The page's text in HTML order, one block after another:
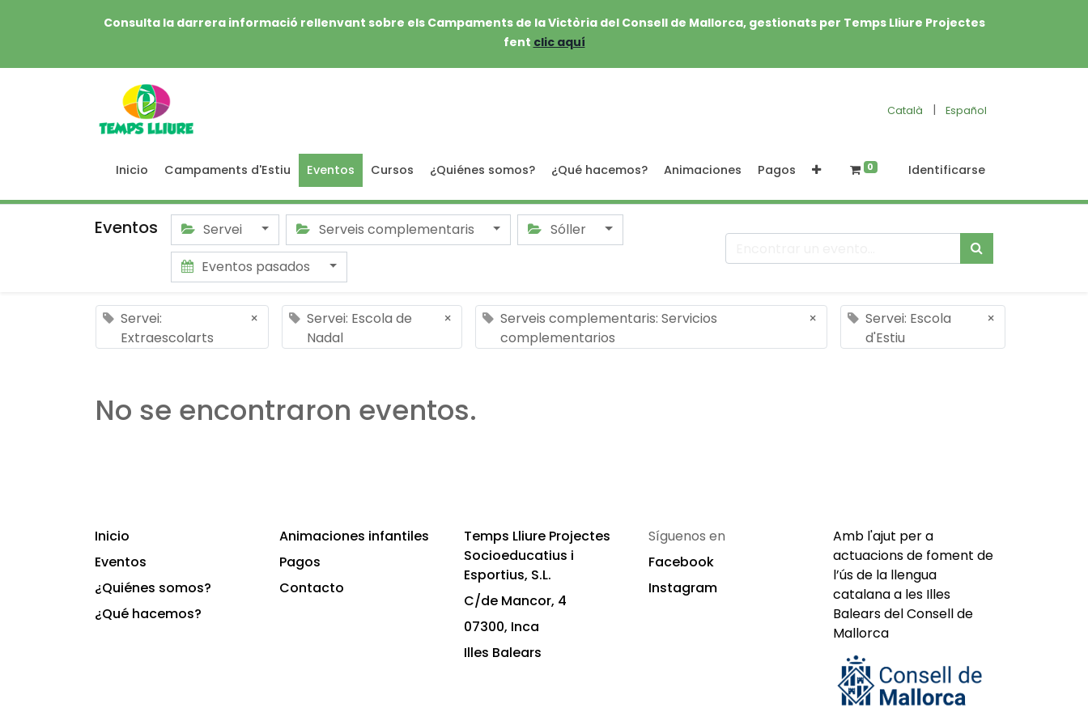
Consulta la darrera informació rellenvant sobre els Campaments de la Victòria del Consell de Mallorca, gestionats per Temps Lliure Projectes
fent clic aquí
Català | Español
Inicio Campaments d'Estiu Eventos Cursos ¿Quiénes somos? ¿Qué hacemos? Animaciones Pagos 0 Identificarse
Eventos Servei Serveis complementaris
Sóller
Eventos pasados
Servei:
Extraescolarts
×
Servei: Escola de
Nadal
×
Serveis complementaris: Servicios
complementarios
×
Servei: Escola
d'Estiu
×
No se encontraron eventos.
Inicio
Eventos
¿Quiénes somos?
¿Qué hacemos?
Animaciones infantiles
Pagos
Contacto
Temps Lliure Projectes
Socioeducatius i
Esportius, S.L.
C/de Mancor, 4
07300, Inca
Illes Balears
Síguenos en
Facebook
Instagram
Amb l'ajut per a
actuacions de foment de
l’ús de la llengua
catalana a les Illes
Balears del Consell de
Mallorca